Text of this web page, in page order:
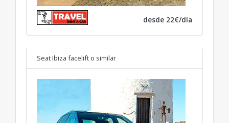
desde 22€/día
Seat Ibiza facelift o similar